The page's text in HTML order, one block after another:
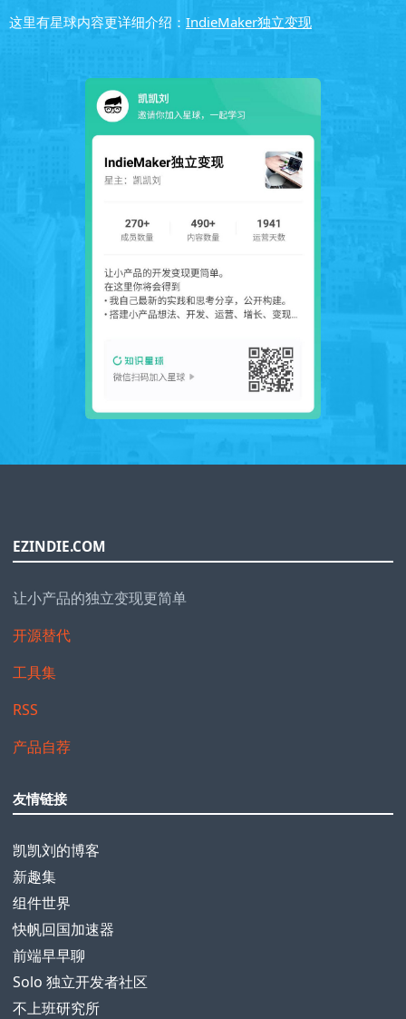
这里有星球内容更详细介绍： IndieMaker独立变现
EZINDIE.COM
让小产品的独立变现更简单
开源替代
工具集
RSS
产品自荐
友情链接
凯凯刘的博客
新趣集
组件世界
快帆回国加速器
前端早早聊
Solo 独立开发者社区
不上班研究所